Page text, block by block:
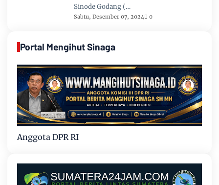
Sinode Godang (…
Sabtu, Desember 07, 2024 0
Portal Mengihut Sinaga
Anggota DPR RI